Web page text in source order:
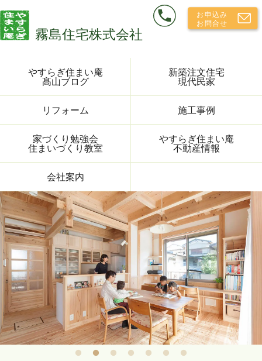
やすらぎ住まい庵
髙山ブログ
新築注文住宅
現代民家
リフォーム 施工事例
家づくり勉強会
住まいづくり教室
やすらぎ住まい庵
不動産情報
会社案内